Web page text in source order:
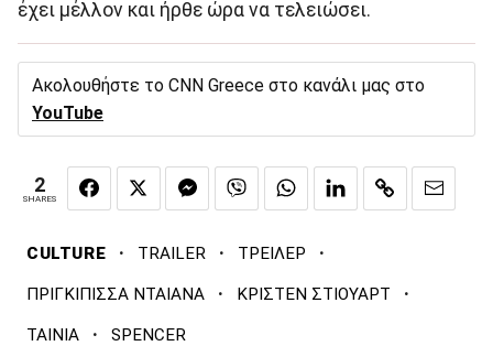
έχει μέλλον και ήρθε ώρα να τελειώσει.
Ακολουθήστε το CNN Greece στο κανάλι μας στο
YouTube
2
SHARES
CULTURE · TRAILER · ΤΡΕΙΛΕΡ ·
ΠΡΙΓΚΙΠΙΣΣΑ ΝΤΑΙΑΝΑ · ΚΡΙΣΤΕΝ ΣΤΙΟΥΑΡΤ ·
ΤΑΙΝΙΑ · SPENCER